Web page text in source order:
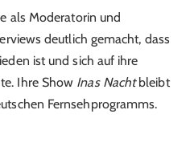
als Moderatorin und
deutlich gemacht, dass
ist und sich auf ihre
Ihre Show Inas Nachtbleibt
Fernsehprogramms.